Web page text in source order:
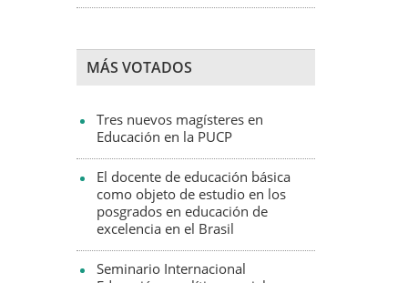
MÁS VOTADOS
Tres nuevos magísteres en
Educación en la PUCP
El docente de educación básica
como objeto de estudio en los
posgrados en educación de
excelencia en el Brasil
Seminario Internacional